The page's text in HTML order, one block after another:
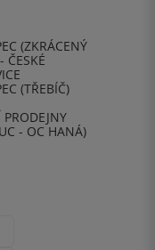
(ZKRÁCENÝ
ČESKÉ
(TŘEBÍČ)
- OC HANÁ)